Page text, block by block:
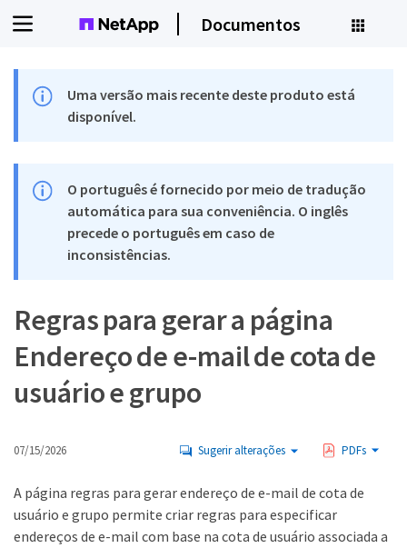
Documentos
Uma versão mais recente deste produto está
disponível.
O português é fornecido por meio de tradução
automática para sua conveniência. O inglês
precede o português em caso de
inconsistências.
Regras para gerar a página
Endereço de e-mail de cota de
usuário e grupo
07/15/2026 Sugerir alterações PDFs
A página regras para gerar endereço de e-mail de cota de
usuário e grupo permite criar regras para especificar
endereços de e-mail com base na cota de usuário associada a